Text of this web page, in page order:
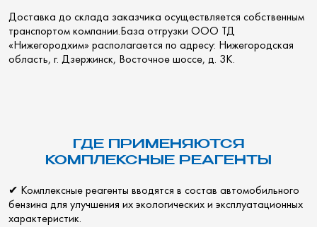
Доставка до склада заказчика осуществляется собственным
транспортом компании.База отгрузки ООО ТД
«Нижегородхим» располагается по адресу: Нижегородская
область, г. Дзержинск, Восточное шоссе, д. 3К.
ГДЕ ПРИМЕНЯЮТСЯ
КОМПЛЕКСНЫЕ РЕАГЕНТЫ
✔ Комплексные реагенты вводятся в состав автомобильного
бензина для улучшения их экологических и эксплуатационных
характеристик.